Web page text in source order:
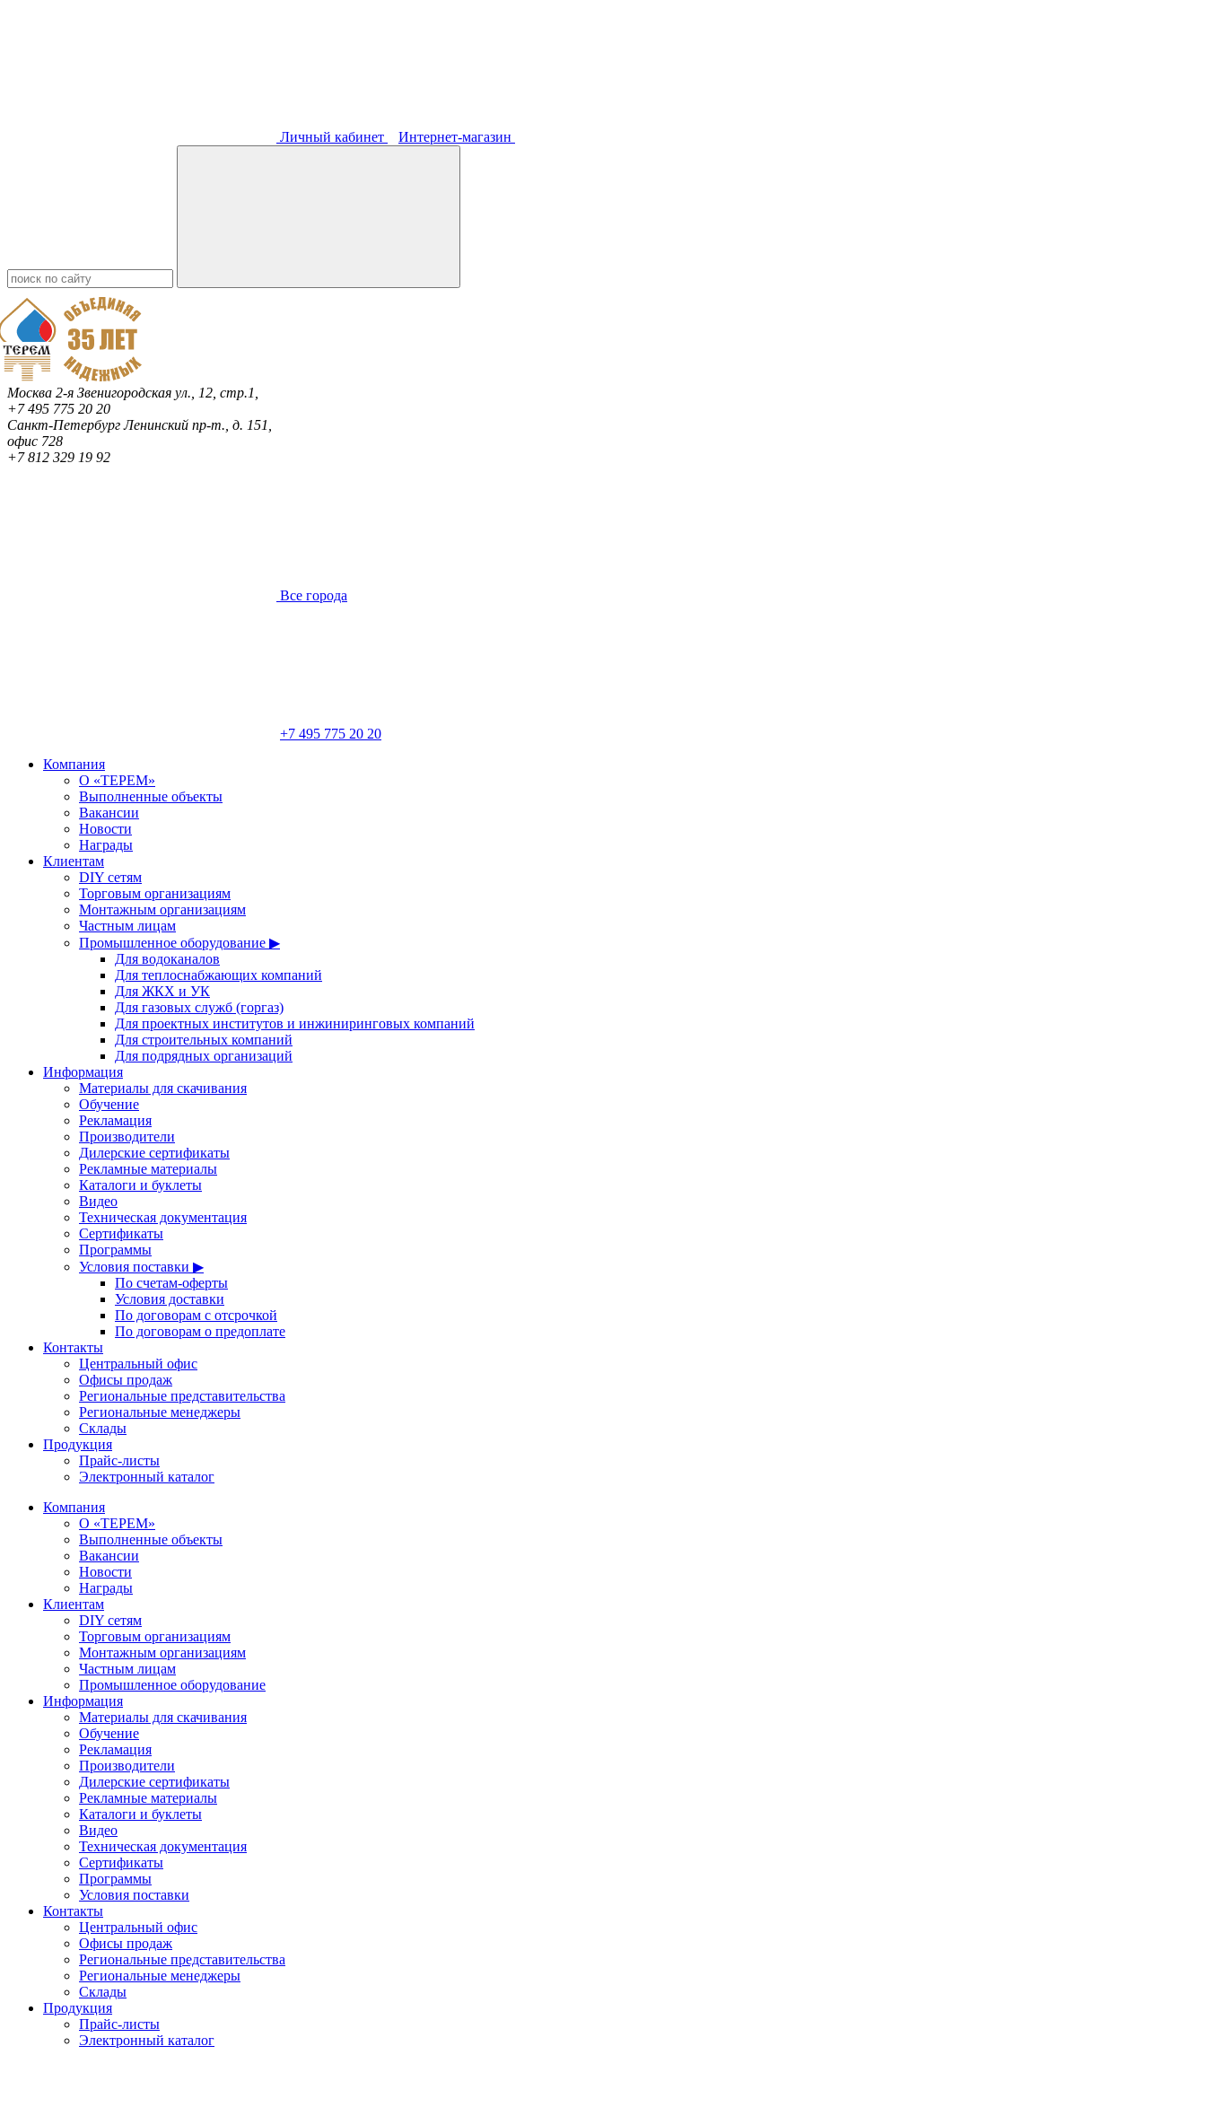
Личный кабинет Интернет-магазин
Москва 2-я Звенигородская ул., 12, стр.1,
+7 495 775 20 20
Санкт-ПетербургЛенинский пр-т., д. 151,
офис 728
+7 812 329 19 92
Все города
+7 495 775 20 20
Компания
О «ТЕРЕМ»
Выполненные объекты
Вакансии
Новости
Награды
Клиентам
DIY сетям
Торговым организациям
Монтажным организациям
Частным лицам
Промышленное оборудование ▶
Для водоканалов
Для теплоснабжающих компаний
Для ЖКХ и УК
Для газовых служб (горгаз)
Для проектных институтов и инжиниринговых компаний
Для строительных компаний
Для подрядных организаций
Информация
Материалы для скачивания
Обучение
Рекламация
Производители
Дилерские сертификаты
Рекламные материалы
Каталоги и буклеты
Видео
Техническая документация
Сертификаты
Программы
Условия поставки ▶
По счетам-оферты
Условия доставки
По договорам с отсрочкой
По договорам о предоплате
Контакты
Центральный офис
Офисы продаж
Региональные представительства
Региональные менеджеры
Склады
Продукция
Прайс-листы
Электронный каталог
Компания
О «ТЕРЕМ»
Выполненные объекты
Вакансии
Новости
Награды
Клиентам
DIY сетям
Торговым организациям
Монтажным организациям
Частным лицам
Промышленное оборудование
Информация
Материалы для скачивания
Обучение
Рекламация
Производители
Дилерские сертификаты
Рекламные материалы
Каталоги и буклеты
Видео
Техническая документация
Сертификаты
Программы
Условия поставки
Контакты
Центральный офис
Офисы продаж
Региональные представительства
Региональные менеджеры
Склады
Продукция
Прайс-листы
Электронный каталог